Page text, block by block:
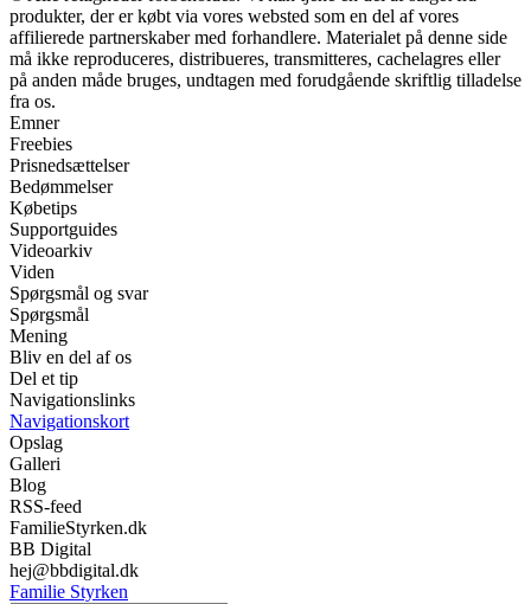
produkter, der er købt via vores websted som en del af vores
affilierede partnerskaber med forhandlere. Materialet på denne side
må ikke reproduceres, distribueres, transmitteres, cachelagres eller
på anden måde bruges, undtagen med forudgående skriftlig tilladelse
fra os.
Emner
Freebies
Prisnedsættelser
Bedømmelser
Købetips
Supportguides
Videoarkiv
Viden
Spørgsmål og svar
Spørgsmål
Mening
Bliv en del af os
Del et tip
Navigationslinks
Navigationskort
Opslag
Galleri
Blog
RSS-feed
FamilieStyrken.dk
BB Digital
hej@bbdigital.dk
Familie Styrken